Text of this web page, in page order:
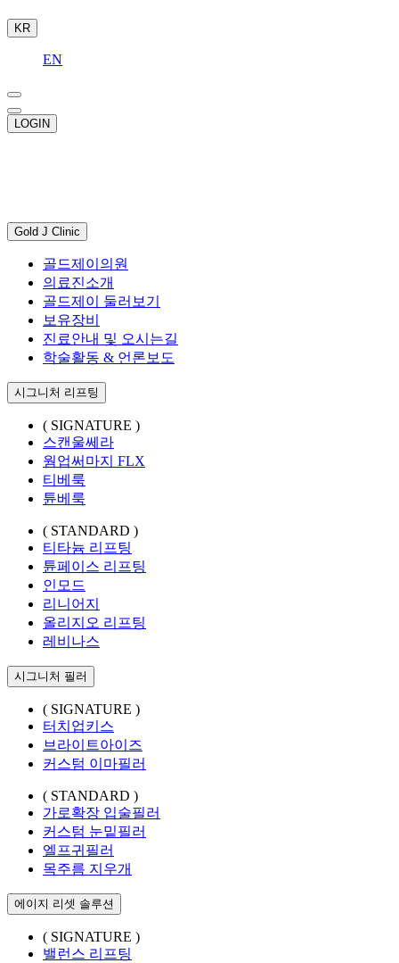
KR
EN
LOGIN
Gold J Clinic
골드제이의원
의료진소개
골드제이 둘러보기
보유장비
진료안내 및 오시는길
학술활동 & 언론보도
시그니처 리프팅
( SIGNATURE )
스캔울쎄라
웜업써마지 FLX
티베룩
튠베룩
( STANDARD )
티타늄 리프팅
튠페이스 리프팅
인모드
리니어지
올리지오 리프팅
레비나스
시그니처 필러
( SIGNATURE )
터치업키스
브라이트아이즈
커스텀 이마필러
( STANDARD )
가로확장 입술필러
커스텀 눈밑필러
엘프귀필러
목주름 지우개
에이지 리셋 솔루션
( SIGNATURE )
밸런스 리프팅